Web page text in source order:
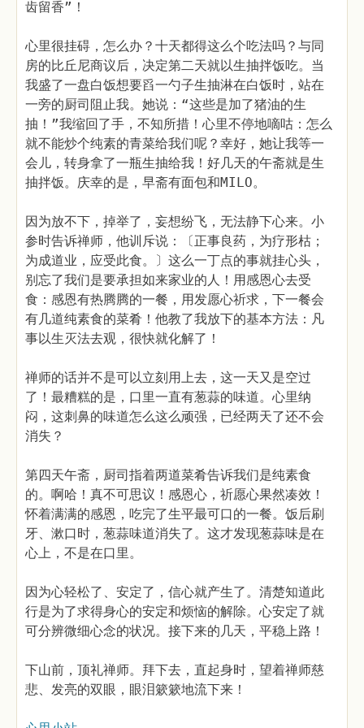
齿留香”！
心里很挂碍，怎么办？十天都得这么个吃法吗？与同
房的比丘尼商议后，决定第二天就以生抽拌饭吃。当
我盛了一盘白饭想要舀一勺子生抽淋在白饭时，站在
一旁的厨司阻止我。她说：“这些是加了猪油的生
抽！”我缩回了手，不知所措！心里不停地嘀咕：怎么
就不能炒个纯素的青菜给我们呢？幸好，她让我等一
会儿，转身拿了一瓶生抽给我！好几天的午斋就是生
抽拌饭。庆幸的是，早斋有面包和MILO。
因为放不下，掉举了，妄想纷飞，无法静下心来。小
参时告诉禅师，他训斥说：〔正事良药，为疗形枯；
为成道业，应受此食。〕这么一丁点的事就挂心头，
别忘了我们是要承担如来家业的人！用感恩心去受
食：感恩有热腾腾的一餐，用发愿心祈求，下一餐会
有几道纯素食的菜肴！他教了我放下的基本方法：凡
事以生灭法去观，很快就化解了！
禅师的话并不是可以立刻用上去，这一天又是空过
了！最糟糕的是，口里一直有葱蒜的味道。心里纳
闷，这刺鼻的味道怎么这么顽强，已经两天了还不会
消失？
第四天午斋，厨司指着两道菜肴告诉我们是纯素食
的。啊哈！真不可思议！感恩心，祈愿心果然凑效！
怀着满满的感恩，吃完了生平最可口的一餐。饭后刷
牙、漱口时，葱蒜味道消失了。这才发现葱蒜味是在
心上，不是在口里。
因为心轻松了、安定了，信心就产生了。清楚知道此
行是为了求得身心的安定和烦恼的解除。心安定了就
可分辨微细心念的状况。接下来的几天，平稳上路！
下山前，顶礼禅师。拜下去，直起身时，望着禅师慈
悲、发亮的双眼，眼泪簌簌地流下来！